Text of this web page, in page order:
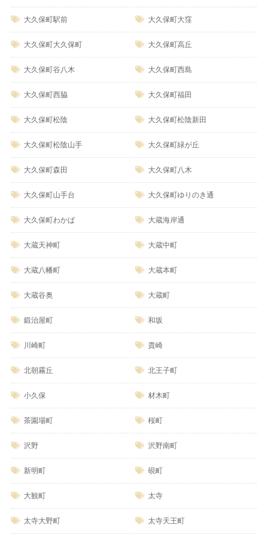
大久保町駅前 大久保町大窪
大久保町大久保町 大久保町高丘
大久保町谷八木 大久保町西島
大久保町西脇 大久保町福田
大久保町松陰 大久保町松陰新田
大久保町松陰山手 大久保町緑が丘
大久保町森田 大久保町八木
大久保町山手台 大久保町ゆりのき通
大久保町わかば 大蔵海岸通
大蔵天神町 大蔵中町
大蔵八幡町 大蔵本町
大蔵谷奥 大蔵町
鍛治屋町 和坂
川崎町 貴崎
北朝霧丘 北王子町
小久保 材木町
茶園場町 桜町
沢野 沢野南町
新明町 硯町
大観町 太寺
太寺大野町 太寺天王町